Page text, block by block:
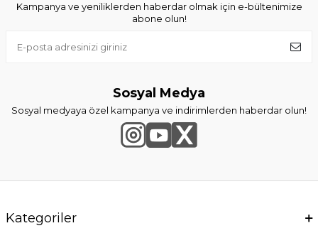
Kampanya ve yeniliklerden haberdar olmak için e-bültenimize
abone olun!
Sosyal Medya
Sosyal medyaya özel kampanya ve indirimlerden haberdar olun!
Kategoriler